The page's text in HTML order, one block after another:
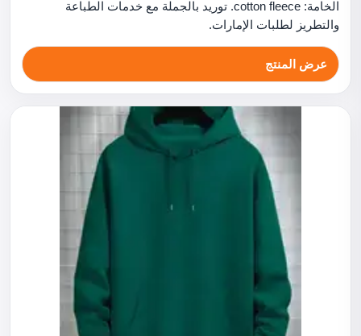
الخامة: cotton fleece. توريد بالجملة مع خدمات الطباعة
والتطريز لطلبات الإمارات.
عرض المنتج